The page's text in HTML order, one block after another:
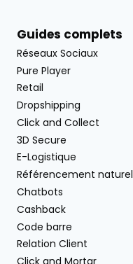
Guides complets
Réseaux Sociaux
Pure Player
Retail
Dropshipping
Click and Collect
3D Secure
E-Logistique
Référencement naturel
Chatbots
Cashback
Code barre
Relation Client